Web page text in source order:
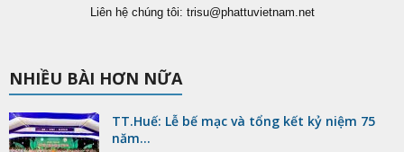
Liên hệ chúng tôi: trisu@phattuvietnam.net
NHIỀU BÀI HƠN NỮA
TT.Huế: Lễ bế mạc và tổng kết kỷ niệm 75
năm...